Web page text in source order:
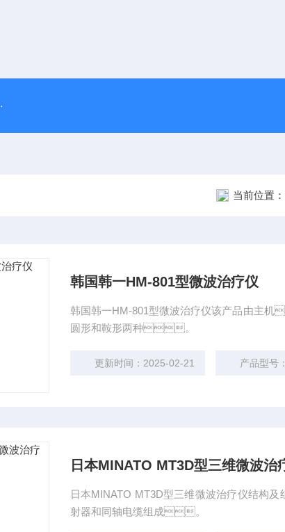
AR-1日本尼德克NIDEK ARK-1自动电脑验光仪 FT-
当前位置：
韩国韩一HM-801型微波治疗仪
韩国韩一HM-801型微波治疗仪该产品由主
圆形和鞍形两种。
更新时间：2025-02-21 产品型号：
日本MINATO MT3D型三维微波治
日本MINATO MT3D型三维微波治疗仪结
射器和同轴电缆组成。